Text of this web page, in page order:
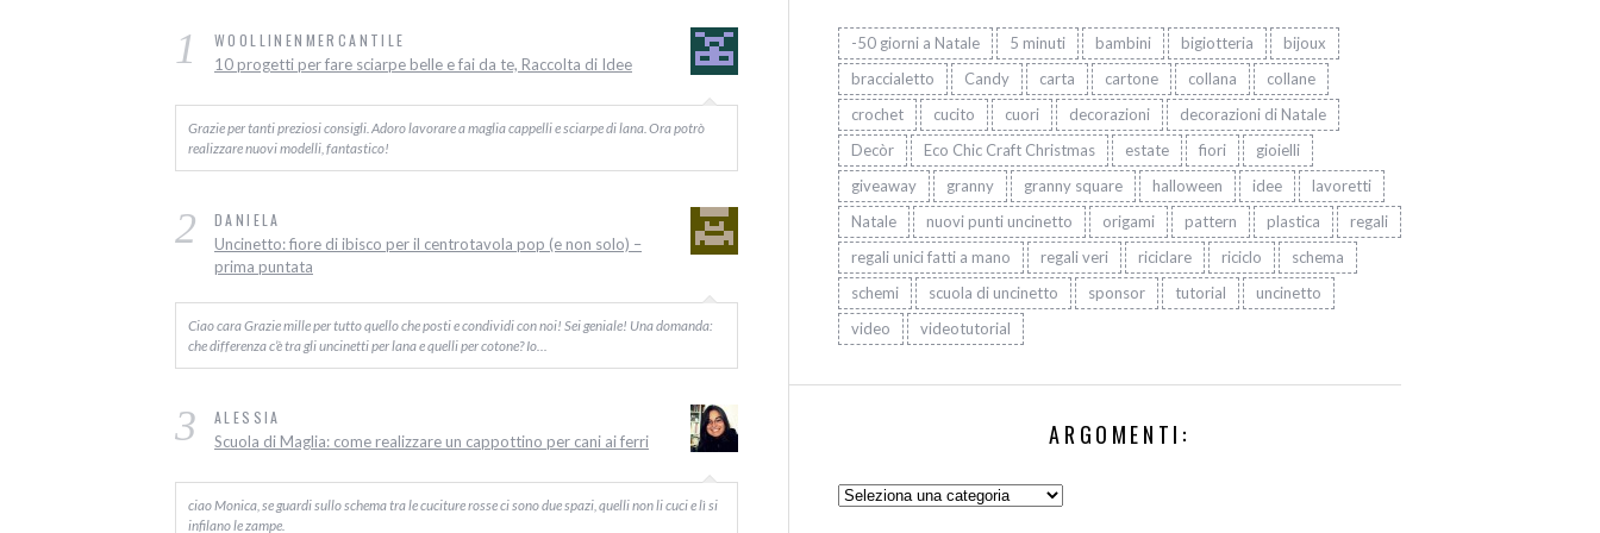
1 WOOLLINENMERCANTILE
10 progetti per fare sciarpe belle e fai da te, Raccolta di Idee
Grazie per tanti preziosi consigli. Adoro lavorare a maglia cappelli e sciarpe di lana. Ora potrò
realizzare nuovi modelli, fantastico!
2 DANIELA
Uncinetto: fiore di ibisco per il centrotavola pop (e non solo) –
prima puntata
Ciao cara Grazie mille per tutto quello che posti e condividi con noi! Sei geniale! Una domanda:
che differenza c’è tra gli uncinetti per lana e quelli per cotone? Io…
3 ALESSIA
Scuola di Maglia: come realizzare un cappottino per cani ai ferri
ciao Monica, se guardi sullo schema tra le cuciture rosse ci sono due spazi, quelli non li cuci e lì si
infilano le zampe.
-50 giorni a Natale 5 minuti bambini bigiotteria
bijoux
braccialetto
Candy carta cartone collana
collane
crochet
cucito cuori decorazioni
decorazioni di Natale
Decòr
Eco Chic Craft Christmas estate fiori
gioielli
giveaway
granny granny square halloween idee
lavoretti
Natale
nuovi punti uncinetto origami pattern plastica
regali
regali unici fatti a mano
regali veri riciclare riciclo
schema
schemi
scuola di uncinetto sponsor tutorial
uncinetto
video
videotutorial
ARGOMENTI:
Argomenti: